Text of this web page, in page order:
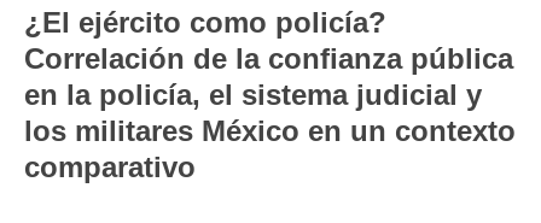
¿El ejército como policía?
Correlación de la confianza pública
en la policía, el sistema judicial y
los militares México en un contexto
comparativo